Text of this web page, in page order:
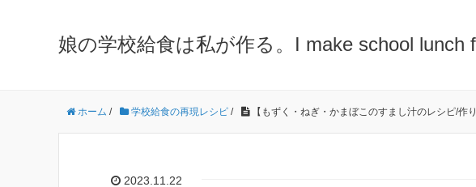
娘の学校給食は私が作る。I make school lunch
ホーム / 学校給食の再現レシピ / 【もずく・ねぎ・かまぼこのすまし汁のレシピ/作り
2023.11.22